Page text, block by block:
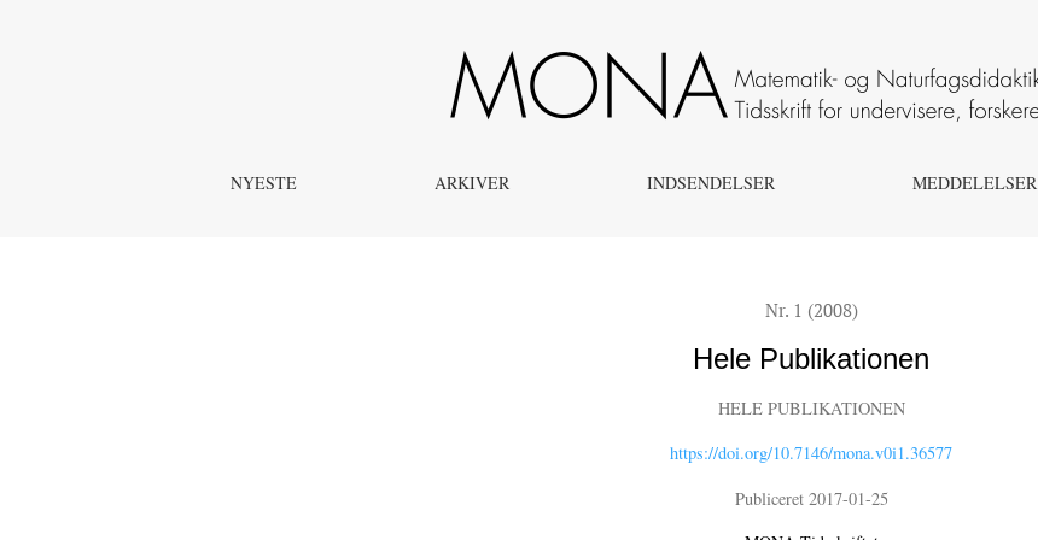
NYESTE ARKIVER INDSENDELSER MEDDELELSER
Nr. 1 (2008)
Hele Publikationen
HELE PUBLIKATIONEN
https://doi.org/10.7146/mona.v0i1.36577
Publiceret 2017-01-25